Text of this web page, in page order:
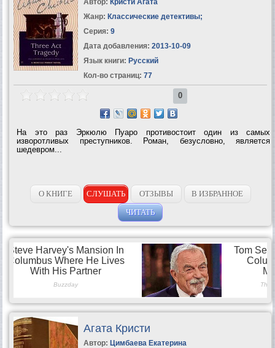
Автор: Кристи Агата
Жанр: Классические детективы;
Серия: 9
Дата добавления: 2013-10-09
Язык книги: Русский
Кол-во страниц: 77
0
На это раз Эркюлю Пуаро противостоит один из самых
изворотливых преступников. Роман, безусловно, является
шедевром...
О КНИГЕ СЛУШАТЬ ОТЗЫВЫ
В ИЗБРАННОЕ
ЧИТАТЬ
Агата Кристи
Автор: Цимбаева Екатерина